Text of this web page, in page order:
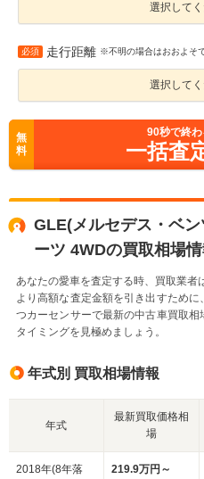
選択して
必須 走行距離 ※不明の場合はおおよそ
選択して
無
料
90秒で終
一括査
GLE(メルセデス・ベ
ーツ 4WDの買取相場
あなたの愛車を査定する時、買取業者
より高額な査定金額を引き出すため
つカーセンサーで最新の中古車買取
タイミングを見極めましょう。
年式別 買取相場情報
年式
最新買取価格相
場
2018年(8年落
219.9万円～